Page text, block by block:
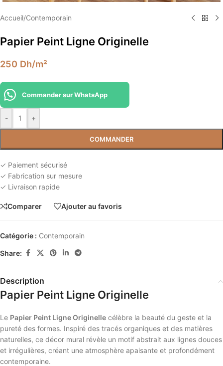
Accueil/Contemporain
Papier Peint Ligne Originelle
250 Dh/m²
- +
COMMANDER
Commander sur WhatsApp
✓ Paiement sécurisé
✓ Fabrication sur mesure
✓ Livraison rapide
Comparer Ajouter au favoris
Catégorie : Contemporain
Share:
Description
Papier Peint Ligne Originelle
Le Papier Peint Ligne Originelle célèbre la beauté du geste et la
pureté des formes. Inspiré des tracés organiques et des matières
naturelles, ce décor mural révèle un motif abstrait aux lignes douces
et irrégulières, créant une atmosphère apaisante et profondément
contemporaine.